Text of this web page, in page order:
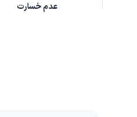
عدم خسارت